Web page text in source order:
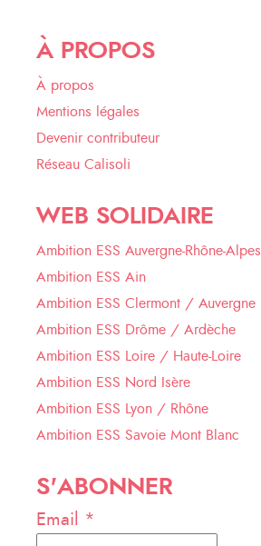
À PROPOS
À propos
Mentions légales
Devenir contributeur
Réseau Calisoli
WEB SOLIDAIRE
Ambition ESS Auvergne-Rhône-Alpes
Ambition ESS Ain
Ambition ESS Clermont / Auvergne
Ambition ESS Drôme / Ardèche
Ambition ESS Loire / Haute-Loire
Ambition ESS Nord Isère
Ambition ESS Lyon / Rhône
Ambition ESS Savoie Mont Blanc
S'ABONNER
Email *